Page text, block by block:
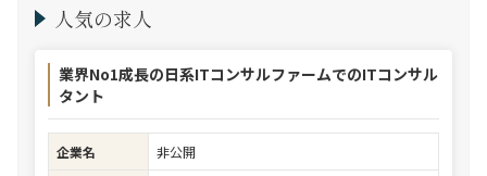
人気の求人
業界No1成長の日系ITコンサルファームでのITコンサル
タント
企業名
非公開